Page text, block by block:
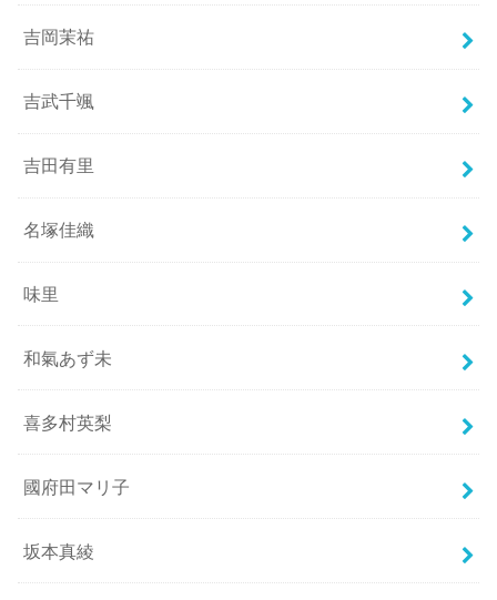
吉岡茉祐
吉武千颯
吉田有里
名塚佳織
味里
和氣あず未
喜多村英梨
國府田マリ子
坂本真綾